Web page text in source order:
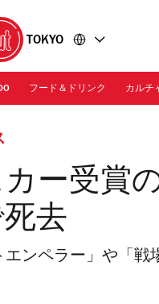
TOKYO
フード＆ドリンク カルチ
ー受賞
去
エンペラー」や「